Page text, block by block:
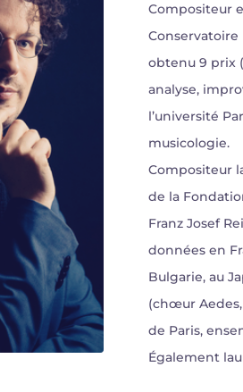
Compositeur
Conservatoire
obtenu 9 prix
analyse,
l’université
musicologie.
Compositeur
de la
Franz Josef
données en
Bulgarie, au
(chœur
de Paris,
Également